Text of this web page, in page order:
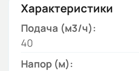
Характеристики
Подача (м3/ч):
40
Напор (м):